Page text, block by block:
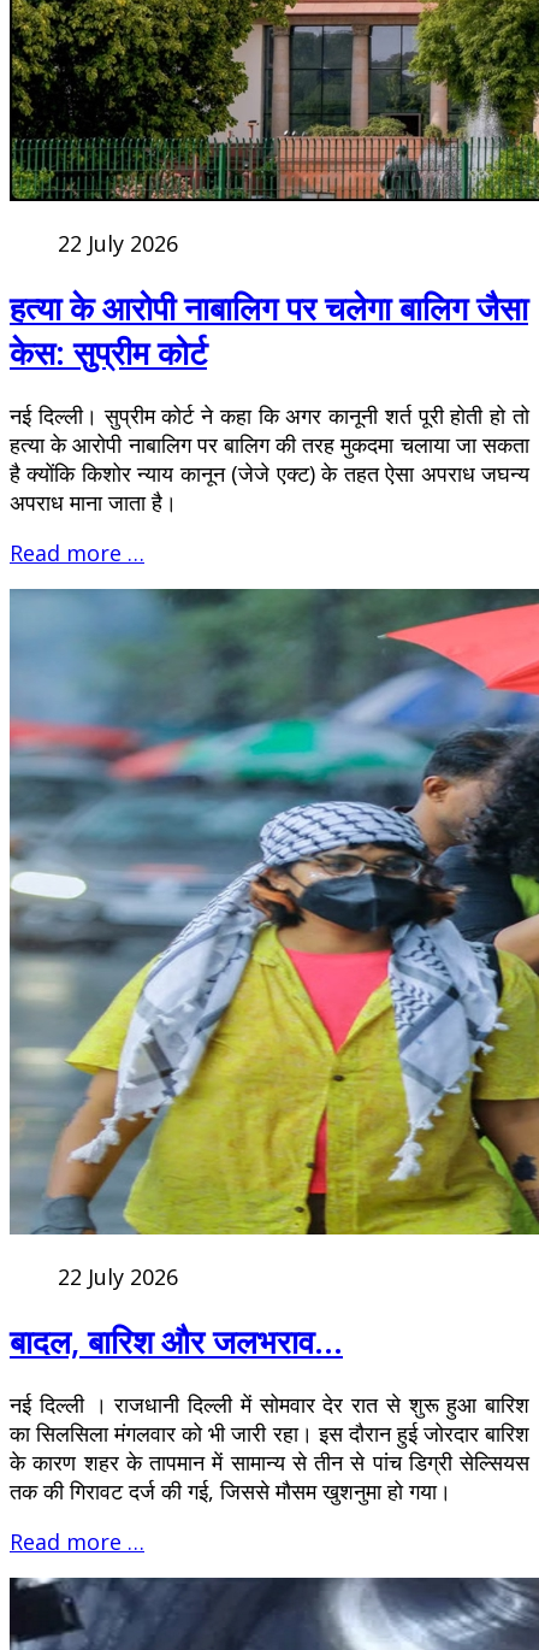
22 July 2026
हत्या के आरोपी नाबालिग पर चलेगा बालिग जैसा
केस: सुप्रीम कोर्ट
नई दिल्ली। सुप्रीम कोर्ट ने कहा कि अगर कानूनी शर्त पूरी होती हो तो
हत्या के आरोपी नाबालिग पर बालिग की तरह मुकदमा चलाया जा सकता
है क्योंकि किशोर न्याय कानून (जेजे एक्ट) के तहत ऐसा अपराध जघन्य
अपराध माना जाता है।
Read more …
22 July 2026
बादल, बारिश और जलभराव...
नई दिल्ली । राजधानी दिल्ली में सोमवार देर रात से शुरू हुआ बारिश
का सिलसिला मंगलवार को भी जारी रहा। इस दौरान हुई जोरदार बारिश
के कारण शहर के तापमान में सामान्य से तीन से पांच डिग्री सेल्सियस
तक की गिरावट दर्ज की गई, जिससे मौसम खुशनुमा हो गया।
Read more …